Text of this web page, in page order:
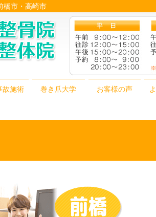
橋市・高崎市
故施術 巻き爪大学 お客様の声